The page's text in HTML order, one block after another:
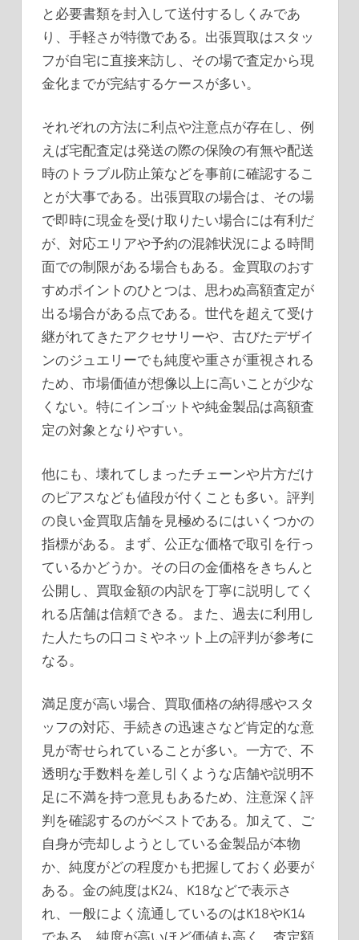
と必要書類を封入して送付するしくみであ
り、手軽さが特徴である。出張買取はスタッ
フが自宅に直接来訪し、その場で査定から現
金化までが完結するケースが多い。
それぞれの方法に利点や注意点が存在し、例
えば宅配査定は発送の際の保険の有無や配送
時のトラブル防止策などを事前に確認するこ
とが大事である。出張買取の場合は、その場
で即時に現金を受け取りたい場合には有利だ
が、対応エリアや予約の混雑状況による時間
面での制限がある場合もある。金買取のおす
すめポイントのひとつは、思わぬ高額査定が
出る場合がある点である。世代を超えて受け
継がれてきたアクセサリーや、古びたデザイ
ンのジュエリーでも純度や重さが重視される
ため、市場価値が想像以上に高いことが少な
くない。特にインゴットや純金製品は高額査
定の対象となりやすい。
他にも、壊れてしまったチェーンや片方だけ
のピアスなども値段が付くことも多い。評判
の良い金買取店舗を見極めるにはいくつかの
指標がある。まず、公正な価格で取引を行っ
ているかどうか。その日の金価格をきちんと
公開し、買取金額の内訳を丁寧に説明してく
れる店舗は信頼できる。また、過去に利用し
た人たちの口コミやネット上の評判が参考に
なる。
満足度が高い場合、買取価格の納得感やスタ
ッフの対応、手続きの迅速さなど肯定的な意
見が寄せられていることが多い。一方で、不
透明な手数料を差し引くような店舗や説明不
足に不満を持つ意見もあるため、注意深く評
判を確認するのがベストである。加えて、ご
自身が売却しようとしている金製品が本物
か、純度がどの程度かも把握しておく必要が
ある。金の純度はK24、K18などで表示さ
れ、一般によく流通しているのはK18やK14
である。純度が高いほど価値も高く、査定額